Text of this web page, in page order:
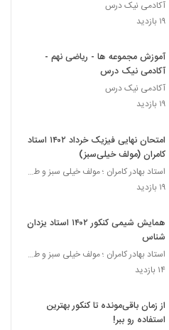
آکادمی نیک درس
۱۹ بازدید
آموزش مجموعه ها - ریاضی نهم -
آکادمی نیک درس
آکادمی نیک درس
۱۹ بازدید
امتحان نهایی فیزیک خرداد ۱۴۰۲ استاد
کامران (مولف خیلی‌سبز)
استاد بهادر کامران ؛ مولف خیلی سبز و طراح قلم چی
۱۹ بازدید
همایش شیمی کنکور ۱۴۰۲ استاد یزدان
شناس
استاد بهادر کامران ؛ مولف خیلی سبز و طراح قلم چی
۱۴ بازدید
از زمان باقی‌مونده تا کنکور بهترین
استفاده رو ببر!